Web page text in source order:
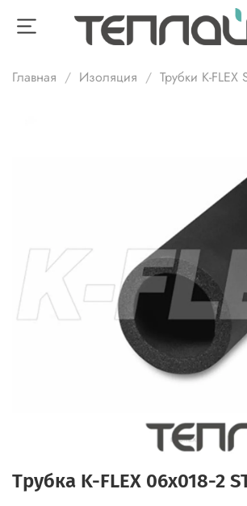
Главная Изоляция Трубки K-FLEX
Трубка K-FLEX 06x018-2